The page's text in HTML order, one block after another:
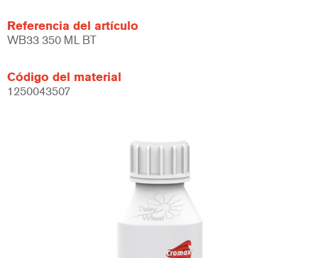
Referencia del artículo
WB33 350 ML BT
Código del material
1250043507